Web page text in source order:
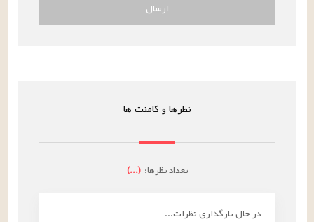
ارسال
نظرها و کامنت ها
تعداد نظرها: (
...
)
در حال بارگذاری نظرات...